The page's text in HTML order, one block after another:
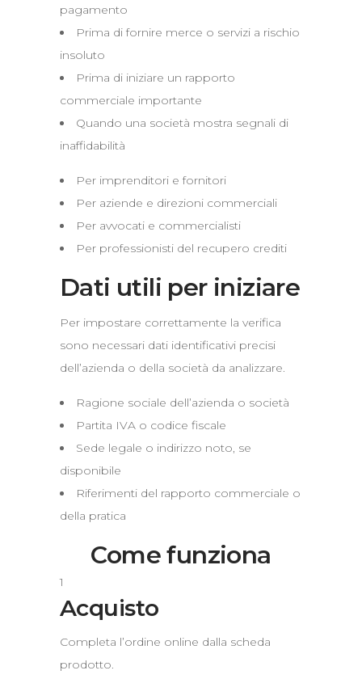
pagamento
Prima di fornire merce o servizi a rischio
insoluto
Prima di iniziare un rapporto
commerciale importante
Quando una società mostra segnali di
inaffidabilità
Per imprenditori e fornitori
Per aziende e direzioni commerciali
Per avvocati e commercialisti
Per professionisti del recupero crediti
Dati utili per iniziare
Per impostare correttamente la verifica
sono necessari dati identificativi precisi
dell’azienda o della società da analizzare.
Ragione sociale dell’azienda o società
Partita IVA o codice fiscale
Sede legale o indirizzo noto, se
disponibile
Riferimenti del rapporto commerciale o
della pratica
Come funziona
1
Acquisto
Completa l’ordine online dalla scheda
prodotto.